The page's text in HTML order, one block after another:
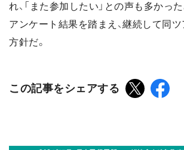
れ、「また参加したい」との声も多かっ
アンケート結果を踏まえ、継続して同
方針だ。
この記事をシェアする